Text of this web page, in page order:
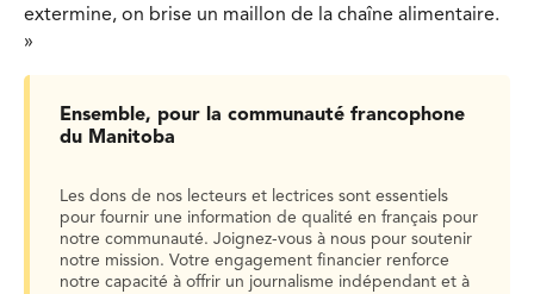
extermine, on brise un maillon de la chaîne alimentaire.
»
Ensemble, pour la communauté francophone
du Manitoba
Les dons de nos lecteurs et lectrices sont essentiels
pour fournir une information de qualité en français pour
notre communauté. Joignez-vous à nous pour soutenir
notre mission. Votre engagement financier renforce
notre capacité à offrir un journalisme indépendant et à